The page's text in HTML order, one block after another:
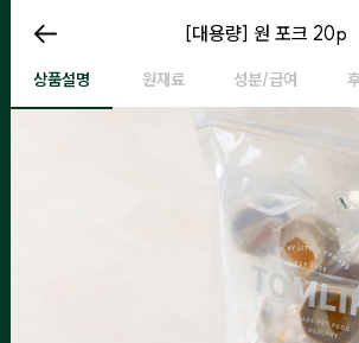
[대용량] 원 포크 20p
[대용량] 원 포크 20p
상품설명 원재료 성분/급여
[대용량] 원 포크 20p